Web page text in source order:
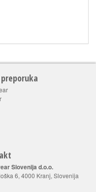
Slovenija d.o.o.
6, 4000 Kranj, Slovenija